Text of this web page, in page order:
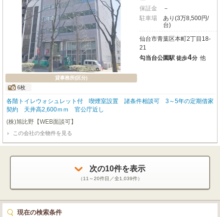
貸事務所(区分)
6枚
保証金
－
駐車場
あり(3万8,500円/
台)
仙台市青葉区本町2丁目18-
21
勾当台公園駅 徒歩4分 他
各階トイレウォシュレット付 喫煙室設置 諸条件相談可 3～5年の定期借家
契約 天井高2,600ｍｍ 官公庁近し
(株)旭比野【WEB面談可】
この会社の全物件を見る
次の10件を表示
（11～20件目／全1,039件）
現在の検索条件